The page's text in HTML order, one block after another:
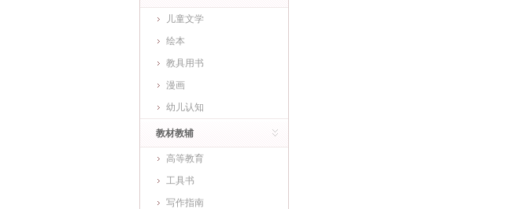
儿童文学
绘本
教具用书
漫画
幼儿认知
教材教辅
高等教育
工具书
写作指南